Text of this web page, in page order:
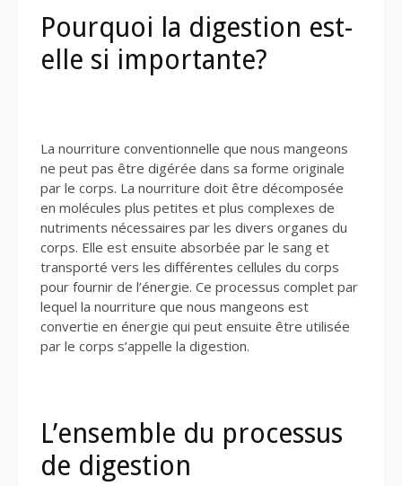
Pourquoi la digestion est-
elle si importante?
La nourriture conventionnelle que nous mangeons
ne peut pas être digérée dans sa forme originale
par le corps. La nourriture doit être décomposée
en molécules plus petites et plus complexes de
nutriments nécessaires par les divers organes du
corps. Elle est ensuite absorbée par le sang et
transporté vers les différentes cellules du corps
pour fournir de l’énergie. Ce processus complet par
lequel la nourriture que nous mangeons est
convertie en énergie qui peut ensuite être utilisée
par le corps s’appelle la digestion.
L’ensemble du processus
de digestion